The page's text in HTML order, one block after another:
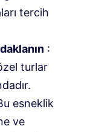
tercih
:
turlar
esneklik
ve